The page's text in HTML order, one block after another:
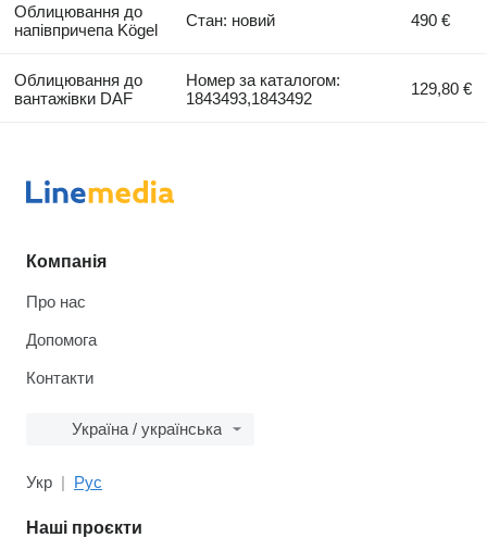
Облицювання до
напівпричепа Kögel
Стан: новий 490 €
Облицювання до
вантажівки DAF
Номер за каталогом:
1843493,1843492
129,80 €
Компанія
Про нас
Допомога
Контакти
Україна / українська
Укр Рус
Наші проєкти